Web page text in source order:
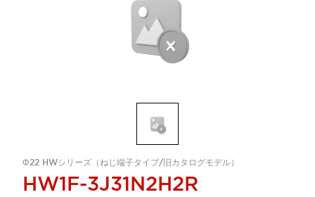
Φ22 HWシリーズ（ねじ端子タイプ/旧カタログモデル）
HW1F-3J31N2H2R